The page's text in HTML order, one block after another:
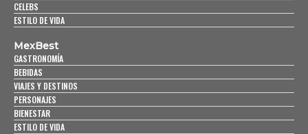
CELEBS
ESTILO DE VIDA
MexBest
GASTRONOMÍA
BEBIDAS
VIAJES Y DESTINOS
PERSONAJES
BIENESTAR
ESTILO DE VIDA